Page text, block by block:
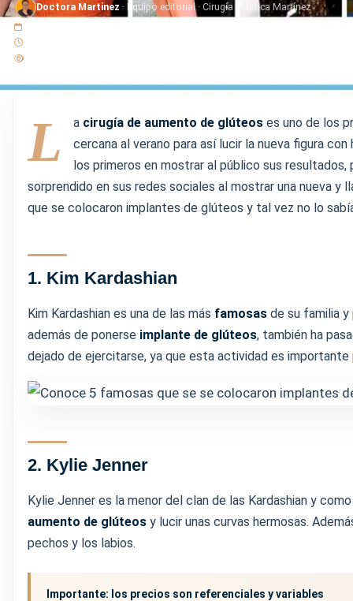
Doctora Martinez · Equipo editorial · Cirugía Plástica Martínez
L a cirugía de aumento de glúteos es uno de los
cercana al verano para así lucir la nueva figura
los primeros en mostrar al público sus
sorprendido en sus redes sociales al mostrar una nueva y
que se colocaron implantes de glúteos y tal vez no lo
1. Kim Kardashian
Kim Kardashian es una de las más famosas de su familia y
además de ponerse implante de glúteos, también ha
dejado de ejercitarse, ya que esta actividad es
2. Kylie Jenner
Kylie Jenner es la menor del clan de las Kardashian y
aumento de glúteos y lucir unas curvas hermosas.
pechos y los labios.
Importante: los precios son referenciales y variables